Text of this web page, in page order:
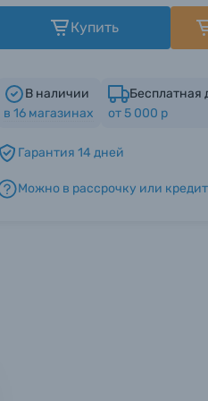
Купить
В наличии
в 16магазинах
Бесплатная
от 5 000 р
Гарантия 14 дней
Можно в рассрочку или кредит